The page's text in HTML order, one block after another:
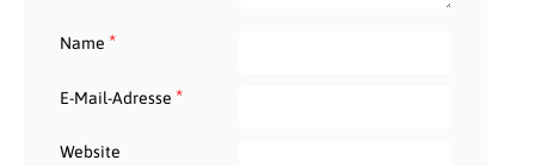
Name *
E-Mail-Adresse *
Website